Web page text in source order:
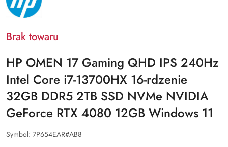
Brak towaru
HP OMEN 17 Gaming QHD IPS 240Hz
Intel Core i7-13700HX 16-rdzenie
32GB DDR5 2TB SSD NVMe NVIDIA
GeForce RTX 4080 12GB Windows 11
Symbol: 7P654EAR#AB8